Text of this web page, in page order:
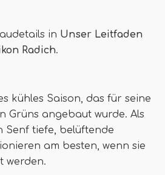
in Unser Leitfaden
Radich.
kühles Saison, das für seine
Grüns angebaut wurde. Als
Senf tiefe, belüftende
am besten, wenn sie
werden.